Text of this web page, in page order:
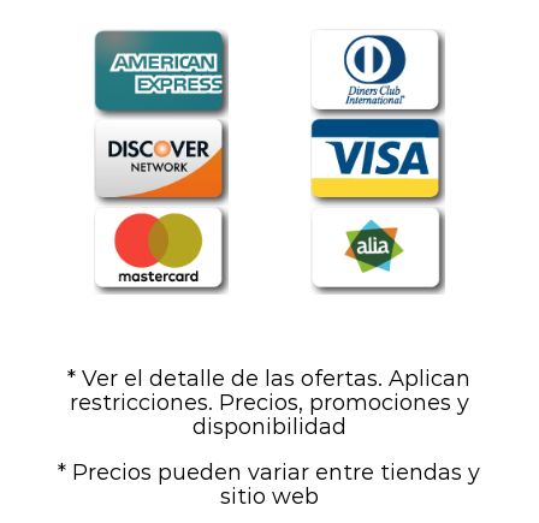
* Ver el detalle de las ofertas. Aplican
restricciones. Precios, promociones y
disponibilidad
* Precios pueden variar entre tiendas y
sitio web